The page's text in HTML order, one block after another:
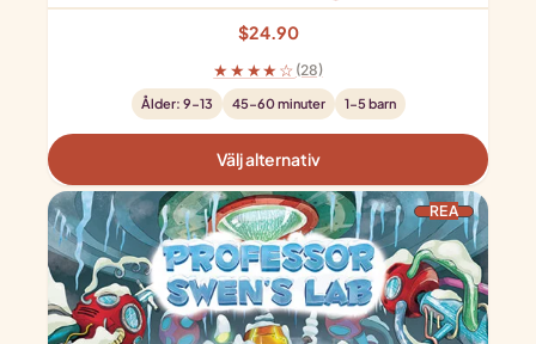
$24.90
★★★★☆ (28)
Ålder: 9-13 45-60 minuter 1-5 barn
Välj alternativ
REAPRODUKTER PÅ REA